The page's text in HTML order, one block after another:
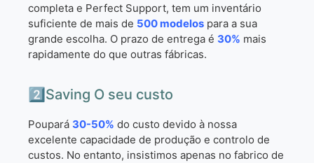
completa e Perfect Support, tem um inventário
suficiente de mais de 500 modelos para a sua
grande escolha. O prazo de entrega é 30% mais
rapidamente do que outras fábricas.
2️⃣Saving O seu custo
Poupará 30-50% do custo devido à nossa
excelente capacidade de produção e controlo de
custos. No entanto, insistimos apenas no fabrico de